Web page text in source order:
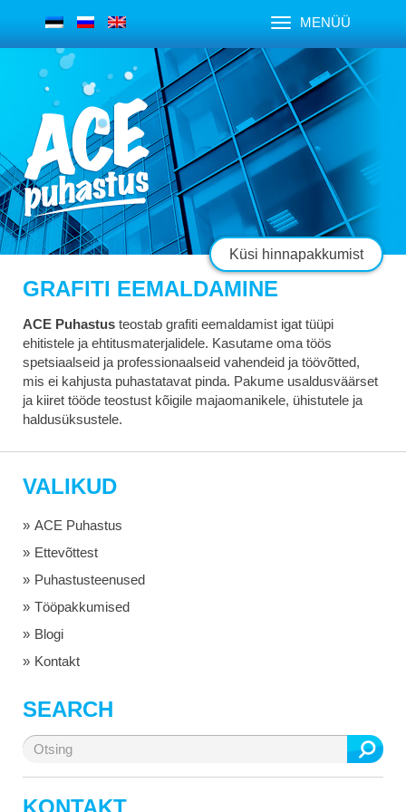
MENÜÜ
Küsi hinnapakkumist
GRAFITI EEMALDAMINE
ACE Puhastus teostab grafiti eemaldamist igat tüüpi
ehitistele ja ehtitusmaterjalidele. Kasutame oma töös
spetsiaalseid ja professionaalseid vahendeid ja töövõtted,
mis ei kahjusta puhastatavat pinda. Pakume usaldusväärset
ja kiiret tööde teostust kõigile majaomanikele, ühistutele ja
haldusüksustele.
VALIKUD
ACE Puhastus
Ettevõttest
Puhastusteenused
Tööpakkumised
Blogi
Kontakt
SEARCH
Otsi:
KONTAKT